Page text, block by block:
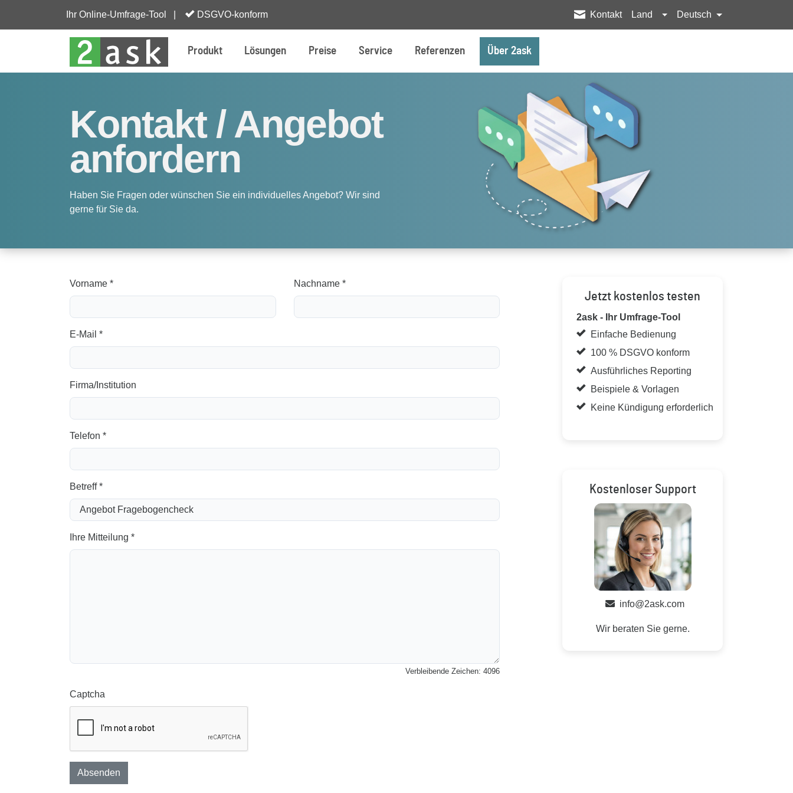
Ihr Online-Umfrage-Tool | DSGVO-konform Kontakt Land Deutsch
Produkt Lösungen Preise Service Referenzen Über 2ask
Kontakt / Angebot
anfordern
Haben Sie Fragen oder wünschen Sie ein individuelles Angebot? Wir sind
gerne für Sie da.
Vorname * Nachname *
E-Mail *
Firma/Institution
Telefon *
Betreff *
Ihre Mitteilung *
Verbleibende Zeichen: 4096
Captcha
Absenden
Jetzt kostenlos testen
2ask - Ihr Umfrage-Tool
Einfache Bedienung
100 % DSGVO konform
Ausführliches Reporting
Beispiele & Vorlagen
Keine Kündigung erforderlich
Kostenloser Support
info@2ask.com
Wir beraten Sie gerne.